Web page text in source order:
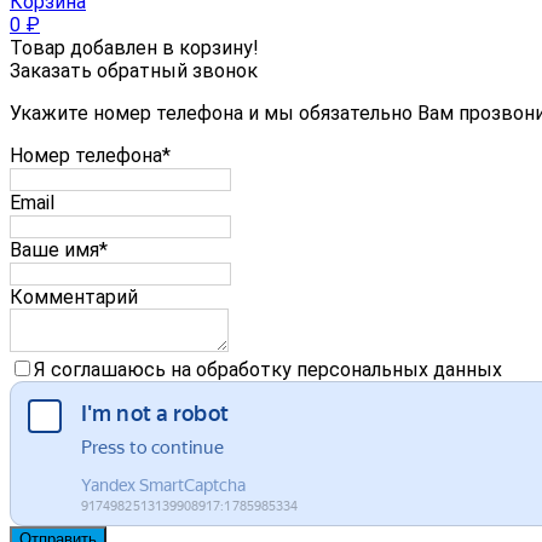
0 ₽
Товар добавлен в корзину!
Заказать обратный звонок
Укажите номер телефона и мы обязательно Вам
Номер телефона*
Email
Ваше имя*
Комментарий
Я соглашаюсь на обработку персональных данных